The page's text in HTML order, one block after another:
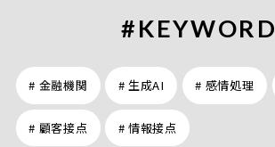
#KEYWORD
# 金融機関 # 生成AI # 感情処理
# 顧客接点 # 情報接点